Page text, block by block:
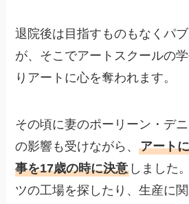
退院後は目指すものもなくパ
が、そこでアートスクールの
りアートに心を奪われます。
その頃に妻のポーリーン・デ
の影響も受けながら、アート
事を17歳の時に決意 しました
ツの工場を探したり、生産に